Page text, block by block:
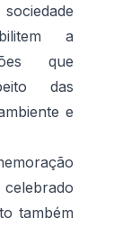
a
que
das
e
celebrado
também